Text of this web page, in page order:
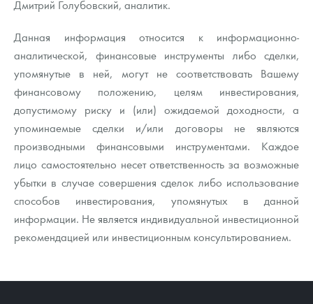
Дмитрий Голубовский, аналитик.
Данная информация относится к информационно-
аналитической, финансовые инструменты либо сделки,
упомянутые в ней, могут не соответствовать Вашему
финансовому положению, целям инвестирования,
допустимому риску и (или) ожидаемой доходности, а
упоминаемые сделки и/или договоры не являются
производными финансовыми инструментами. Каждое
лицо самостоятельно несет ответственность за возможные
убытки в случае совершения сделок либо использование
способов инвестирования, упомянутых в данной
информации. Не является индивидуальной инвестиционной
рекомендацией или инвестиционным консультированием.